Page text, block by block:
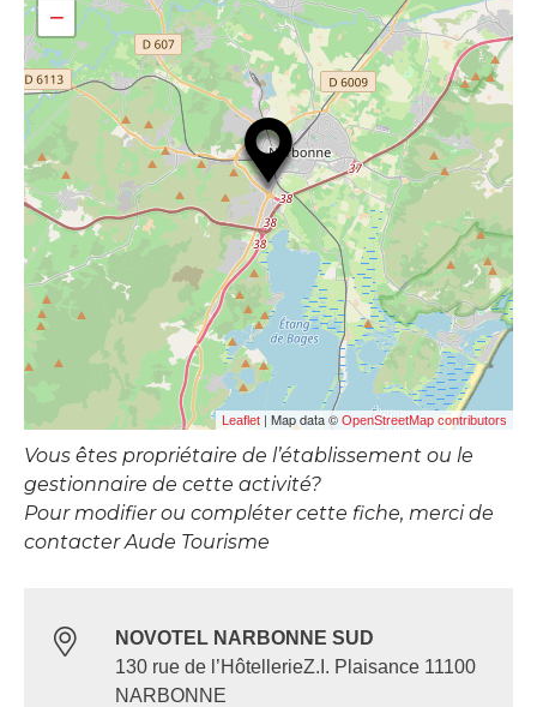
−
Leaflet | Map data © OpenStreetMap contributors
Vous êtes propriétaire de l’établissement ou le
gestionnaire de cette activité?
Pour modifier ou compléter cette fiche, merci de
contacter Aude Tourisme
NOVOTEL NARBONNE SUD
130 rue de l’HôtellerieZ.I. Plaisance 11100
NARBONNE